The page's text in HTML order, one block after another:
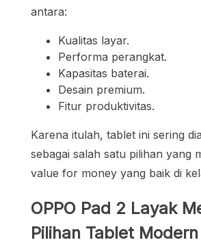
antara:
Kualitas layar.
Performa perangkat.
Kapasitas baterai.
Desain premium.
Fitur produktivitas.
Karena itulah, tablet ini sering
sebagai salah satu pilihan yang
value for money yang baik di
OPPO Pad 2 Layak
Pilihan Tablet Modern